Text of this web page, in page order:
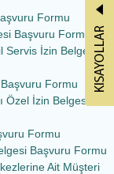
Formu
Başvuru Formu
Servis İzin Belgesi
Formu
Özel İzin Belgesi
Formu
Başvuru Formu
Ait Müşteri